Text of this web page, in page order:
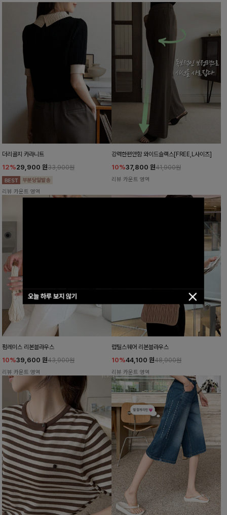
오늘 하루 보지 않기
더리골지 카라니트
12%29,900 원33,900원
리뷰 카운트 영역
강력한편안함 와이드슬랙스[FREE,L사이즈]
10%37,800 원41,900원
리뷰 카운트 영역
펌레이스 리본블라우스
10%39,600 원43,900원
리뷰 카운트 영역
럽틸스퀘어 리본블라우스
10%44,100 원48,900원
리뷰 카운트 영역